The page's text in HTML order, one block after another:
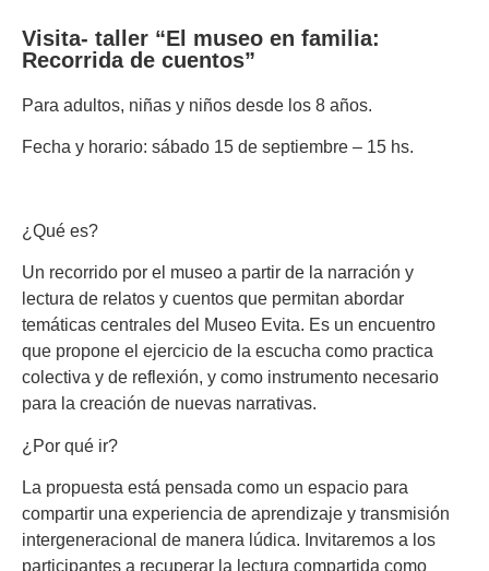
Visita- taller “El museo en familia:
Recorrida de cuentos”
Para adultos, niñas y niños desde los 8 años.
Fecha y horario: sábado 15 de septiembre – 15 hs.
¿Qué es?
Un recorrido por el museo a partir de la narración y
lectura de relatos y cuentos que permitan abordar
temáticas centrales del Museo Evita. Es un encuentro
que propone el ejercicio de la escucha como practica
colectiva y de reflexión, y como instrumento necesario
para la creación de nuevas narrativas.
¿Por qué ir?
La propuesta está pensada como un espacio para
compartir una experiencia de aprendizaje y transmisión
intergeneracional de manera lúdica. Invitaremos a los
participantes a recuperar la lectura compartida como